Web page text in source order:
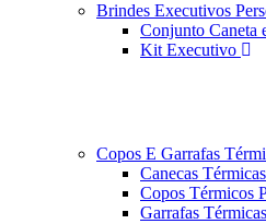
Brindes Executivos
Conjunto Caneta
Kit Executivo
Copos E Garrafas
Canecas
Copos Térmicos
Garrafas